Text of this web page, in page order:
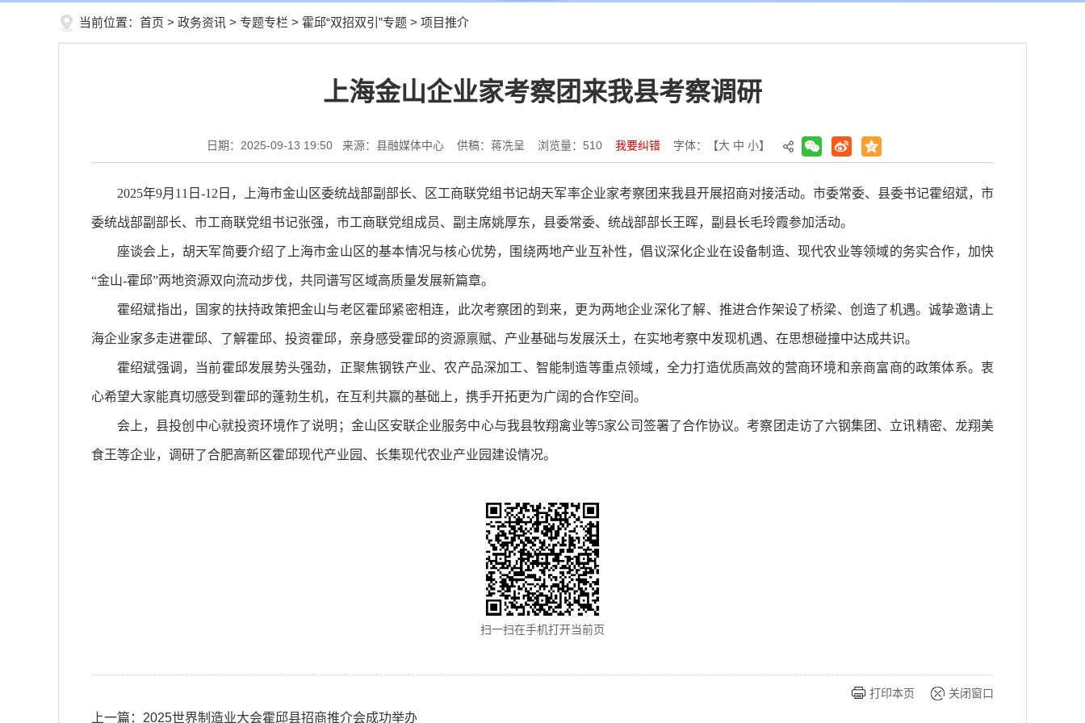
当前位置： 首页 > 政务资讯 > 专题专栏 > 霍邱“双招双引”专题 > 项目推介
上海金山企业家考察团来我县考察调研
日期：2025-09-13 19:50 来源：县融媒体中心 供稿：蒋冼呈 浏览量： 510 我要纠错 字体：【大 中 小】
2025年9月11日-12日，上海市金山区委统战部副部长、区工商联党组书记胡天军率企业家考察团来我县开展招商对接活动。市委常委、县委书记霍绍斌，市
委统战部副部长、市工商联党组书记张强，市工商联党组成员、副主席姚厚东，县委常委、统战部部长王晖，副县长毛玲霞参加活动。
座谈会上，胡天军简要介绍了上海市金山区的基本情况与核心优势，围绕两地产业互补性，倡议深化企业在设备制造、现代农业等领域的务实合作，加快
“金山-霍邱”两地资源双向流动步伐，共同谱写区域高质量发展新篇章。
霍绍斌指出，国家的扶持政策把金山与老区霍邱紧密相连，此次考察团的到来，更为两地企业深化了解、推进合作架设了桥梁、创造了机遇。诚挚邀请上
海企业家多走进霍邱、了解霍邱、投资霍邱，亲身感受霍邱的资源禀赋、产业基础与发展沃土，在实地考察中发现机遇、在思想碰撞中达成共识。
霍绍斌强调，当前霍邱发展势头强劲，正聚焦钢铁产业、农产品深加工、智能制造等重点领域，全力打造优质高效的营商环境和亲商富商的政策体系。衷
心希望大家能真切感受到霍邱的蓬勃生机，在互利共赢的基础上，携手开拓更为广阔的合作空间。
会上，县投创中心就投资环境作了说明；金山区安联企业服务中心与我县牧翔禽业等5家公司签署了合作协议。考察团走访了六钢集团、立讯精密、龙翔美
食王等企业，调研了合肥高新区霍邱现代产业园、长集现代农业产业园建设情况。
扫一扫在手机打开当前页
打印本页 关闭窗口
上一篇： 2025世界制造业大会霍邱县招商推介会成功举办